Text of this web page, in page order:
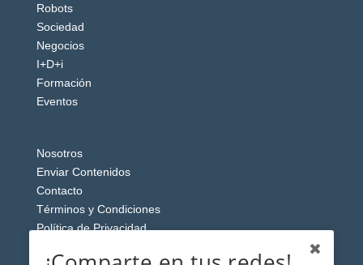
Robots
Sociedad
Negocios
I+D+i
Formación
Eventos
Nosotros
Enviar Contenidos
Contacto
Términos y Condiciones
Política de Privacidad